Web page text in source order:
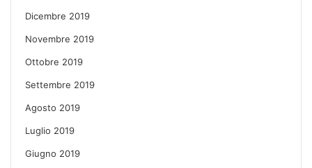
Dicembre 2019
Novembre 2019
Ottobre 2019
Settembre 2019
Agosto 2019
Luglio 2019
Giugno 2019